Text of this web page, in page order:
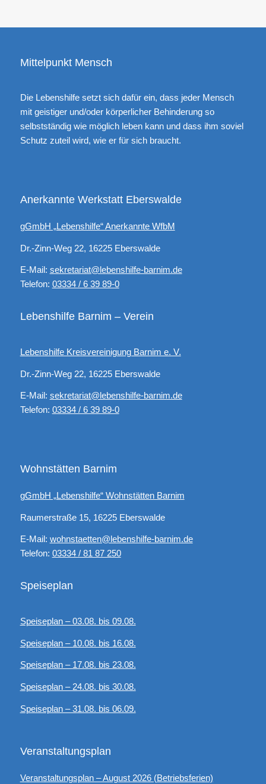
Mittelpunkt Mensch
Die Lebenshilfe setzt sich dafür ein, dass jeder Mensch
mit geistiger und/oder körperlicher Behinderung so
selbstständig wie möglich leben kann und dass ihm soviel
Schutz zuteil wird, wie er für sich braucht.
Anerkannte Werkstatt Eberswalde
gGmbH „Lebenshilfe“ Anerkannte WfbM
Dr.-Zinn-Weg 22, 16225 Eberswalde
E-Mail: sekretariat@lebenshilfe-barnim.de
Telefon: 03334 / 6 39 89-0
Lebenshilfe Barnim – Verein
Lebenshilfe Kreisvereinigung Barnim e. V.
Dr.-Zinn-Weg 22, 16225 Eberswalde
E-Mail: sekretariat@lebenshilfe-barnim.de
Telefon: 03334 / 6 39 89-0
Wohnstätten Barnim
gGmbH „Lebenshilfe“ Wohnstätten Barnim
Raumerstraße 15, 16225 Eberswalde
E-Mail: wohnstaetten@lebenshilfe-barnim.de
Telefon: 03334 / 81 87 250
Speiseplan
Speiseplan – 03.08. bis 09.08.
Speiseplan – 10.08. bis 16.08.
Speiseplan – 17.08. bis 23.08.
Speiseplan – 24.08. bis 30.08.
Speiseplan – 31.08. bis 06.09.
Veranstaltungsplan
Veranstaltungsplan – August 2026 (Betriebsferien)